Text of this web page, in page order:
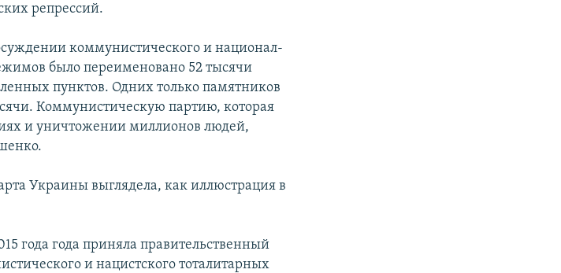
репрессий.
коммунистического и национал-
было переименовано 52 тысячи
пунктов. Одних только памятников
Коммунистическую партию, которая
и уничтожении миллионов людей,
Украины выглядела, как иллюстрация в
года года приняла правительственный
и нацистского тоталитарных